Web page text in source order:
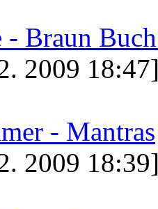
- Braun
2009
- Mantras
2009